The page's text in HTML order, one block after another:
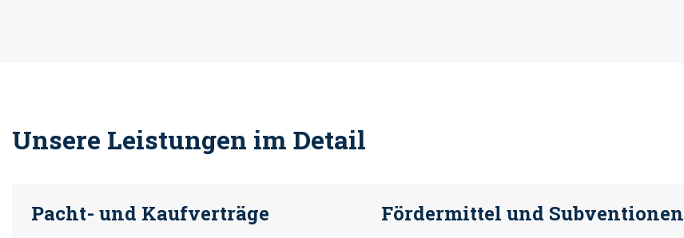
Unsere Leistungen im Detail
Pacht- und Kaufverträge Fördermittel und Subventionen